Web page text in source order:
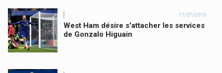
11/07/2019
West Ham désire s'attacher les services
de Gonzalo Higuain